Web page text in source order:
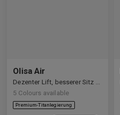
Olisa Air
5 Colours available